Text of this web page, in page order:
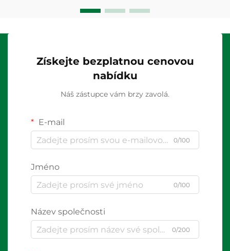
Získejte bezplatnou cenovou
nabídku
Náš zástupce vám brzy zavolá.
E-mail
0/100
Jméno
0/100
Název společnosti
0/200